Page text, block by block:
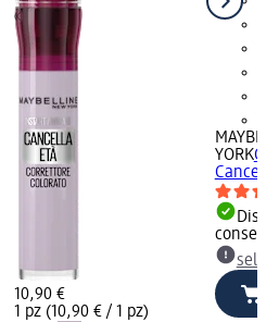
10,90 €
1 pz (10,90 € / 1 pz)
YORK